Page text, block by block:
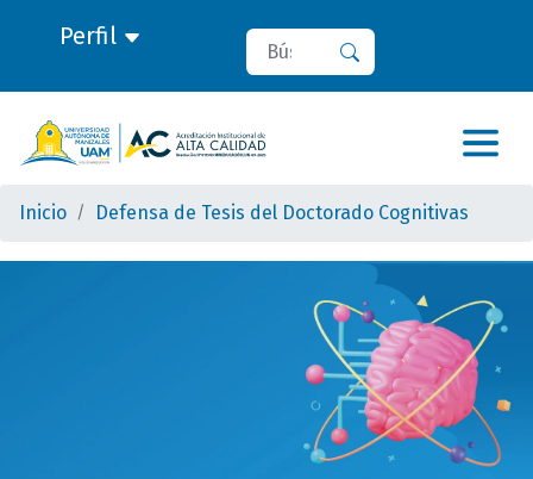
Perfil Buscar
Inicio Defensa de Tesis del Doctorado Cognitivas